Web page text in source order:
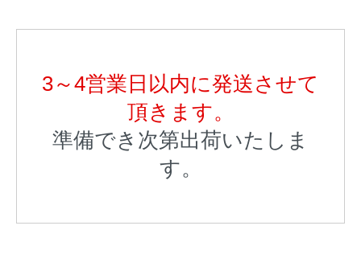
3～4営業日以内に発送させて
頂きます。
準備でき次第出荷いたしま
す。